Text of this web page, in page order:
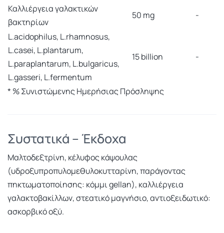
Καλλιέργεια γαλακτικών
βακτηρίων
50 mg
-
L.acidophilus, L.rhamnosus,
L.casei, L.plantarum,
L.paraplantarum, L.bulgaricus,
L.gasseri, L.fermentum
15 billion -
* % Συνιστώμενης Ημερήσιας Πρόσληψης
Συστατικά – Έκδοχα
Μαλτοδεξτρίνη, κέλυφος κάψουλας
(υδροξυπροπυλομεθυλοκυτταρίνη, παράγοντας
πηκτωματοποίησης: κόμμι gellan), καλλιέργεια
γαλακτοβακίλλων, στεατικό μαγνήσιο, αντιοξειδωτικό:
ασκορβικό οξύ.